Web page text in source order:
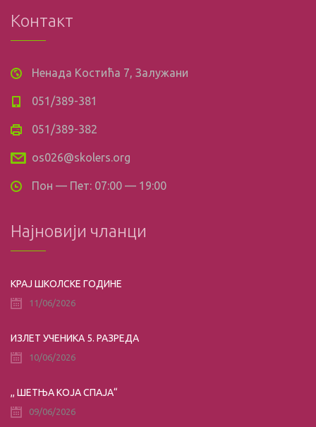
Контакт
Ненада Костића 7, Залужани
051/389-381
051/389-382
os026@skolers.org
Пон — Пет: 07:00 — 19:00
Најновији чланци
КРАЈ ШКОЛСКЕ ГОДИНЕ
11/06/2026
ИЗЛЕТ УЧЕНИКА 5. РАЗРЕДА
10/06/2026
,, ШЕТЊА КОЈА СПАЈА“
09/06/2026